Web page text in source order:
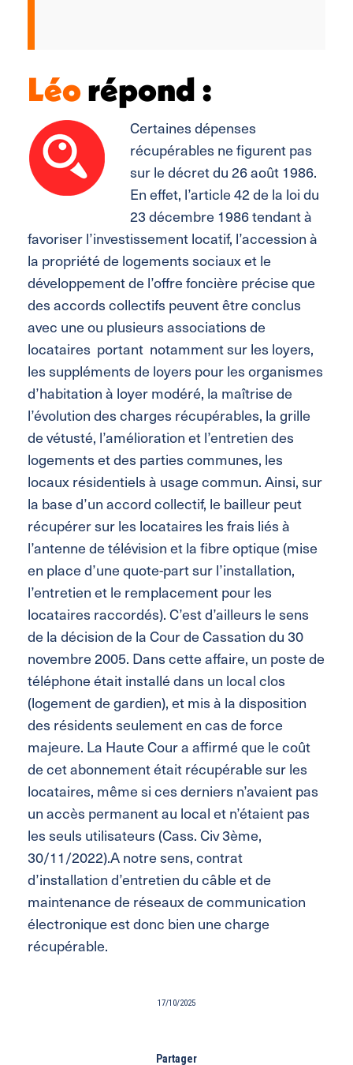
Léorépond :
Certaines dépenses
récupérables ne figurent pas
sur le décret du 26 août 1986.
En effet, l’article 42 de la loi du
23 décembre 1986 tendant à
favoriser l’investissement locatif, l’accession à
la propriété de logements sociaux et le
développement de l’offre foncière précise que
des accords collectifs peuvent être conclus
avec une ou plusieurs associations de
locataires portant notamment sur les loyers,
les suppléments de loyers pour les organismes
d’habitation à loyer modéré, la maîtrise de
l’évolution des charges récupérables, la grille
de vétusté, l’amélioration et l’entretien des
logements et des parties communes, les
locaux résidentiels à usage commun. Ainsi, sur
la base d’un accord collectif, le bailleur peut
récupérer sur les locataires les frais liés à
l’antenne de télévision et la fibre optique (mise
en place d’une quote-part sur l’installation,
l’entretien et le remplacement pour les
locataires raccordés). C’est d’ailleurs le sens
de la décision de la Cour de Cassation du 30
novembre 2005. Dans cette affaire, un poste de
téléphone était installé dans un local clos
(logement de gardien), et mis à la disposition
des résidents seulement en cas de force
majeure. La Haute Cour a affirmé que le coût
de cet abonnement était récupérable sur les
locataires, même si ces derniers n’avaient pas
un accès permanent au local et n’étaient pas
les seuls utilisateurs (Cass. Civ 3ème,
30/11/2022).A notre sens, contrat
d’installation d’entretien du câble et de
maintenance de réseaux de communication
électronique est donc bien une charge
récupérable.
17/10/2025
Partager